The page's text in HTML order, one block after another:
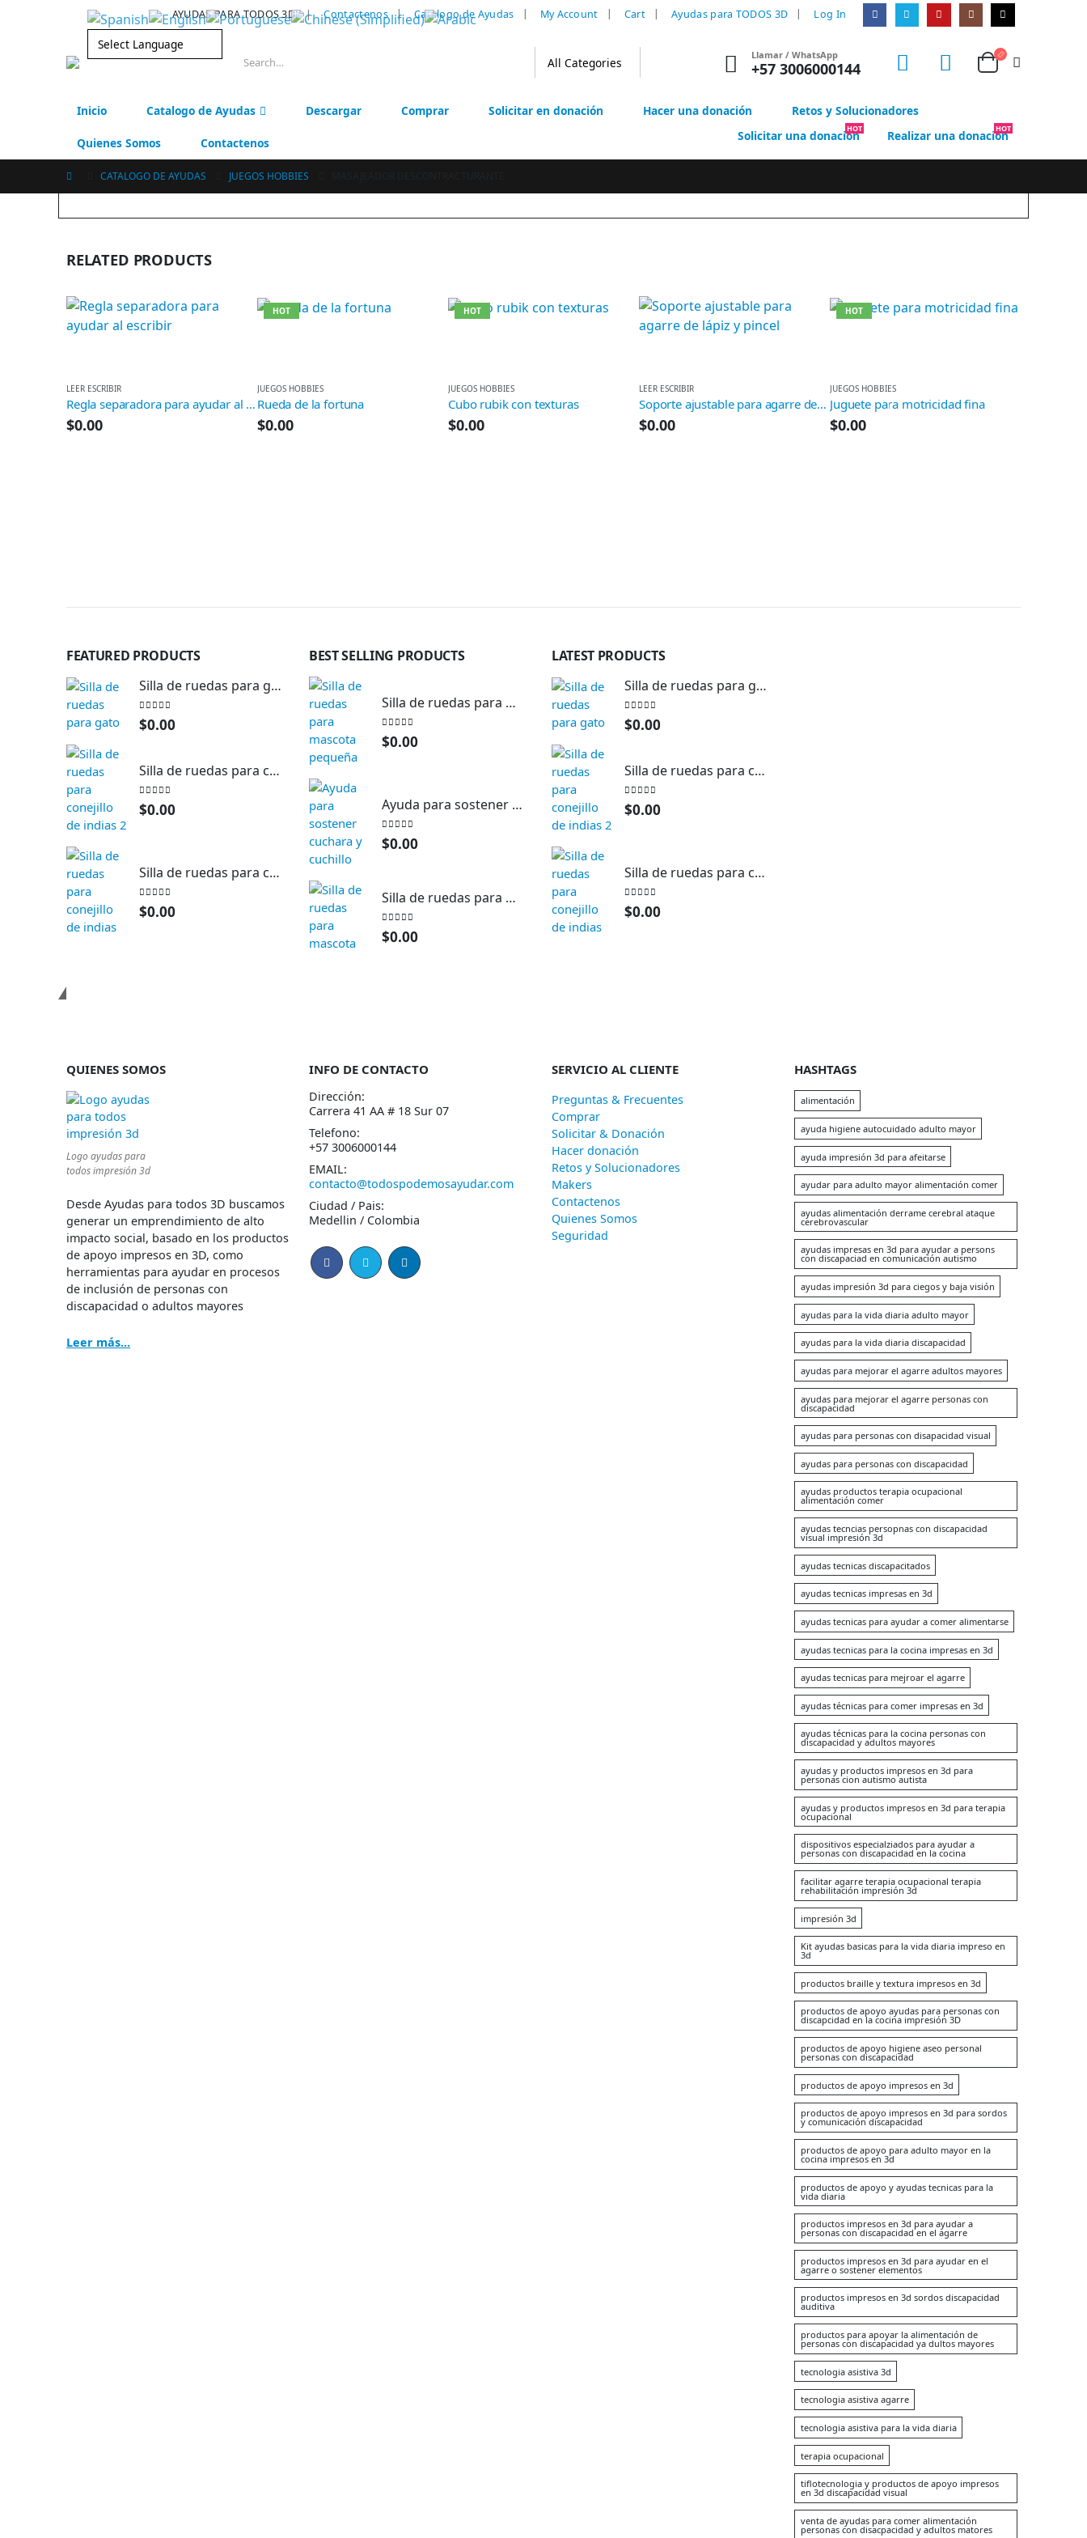
AYUDAS PARA TODOS 3D! | Contactenos Catalogo de Ayudas My Account Cart Ayudas para TODOS 3D Log In
Llamar / WhatsApp
+57 3006000144
Inicio Catalogo de Ayudas Descargar Comprar Solicitar en donación Hacer una donación Retos y Solucionadores
Quienes Somos Contactenos Solicitar una donación
HOT Realizar una donación
HOT
CATALOGO DE AYUDAS JUEGOS HOBBIES
RELATED PRODUCTS
LEER ESCRIBIR
Regla separadora para ayudar al escribir
$0.00
HOT
JUEGOS HOBBIES
Rueda de la fortuna
$0.00
HOT
JUEGOS HOBBIES
Cubo rubik con texturas
$0.00
LEER ESCRIBIR
Soporte ajustable para agarre de lápiz y pincel
$0.00
HOT
JUEGOS HOBBIES
Juguete para motricidad fina
$0.00
FEATURED PRODUCTS
Silla de ruedas para gato
0out of 5
$0.00
Silla de ruedas para conejillo de indias 2
0out of 5
$0.00
Silla de ruedas para conejillo de indias
0out of 5
$0.00
BEST SELLING PRODUCTS
Silla de ruedas para mascota pequeña
0out of 5
$0.00
Ayuda para sostener cuchara y cuchillo
0out of 5
$0.00
Silla de ruedas para mascota
0out of 5
$0.00
LATEST PRODUCTS
Silla de ruedas para gato
0out of 5
$0.00
Silla de ruedas para conejillo de indias 2
0out of 5
$0.00
Silla de ruedas para conejillo de indias
0out of 5
$0.00
QUIENES SOMOS
Logo ayudas para
todos impresión 3d
Desde Ayudas para todos 3D buscamos
generar un emprendimiento de alto
impacto social, basado en los productos
de apoyo impresos en 3D, como
herramientas para ayudar en procesos
de inclusión de personas con
discapacidad o adultos mayores
Leer más...
INFO DE CONTACTO
Dirección:
Carrera 41 AA # 18 Sur 07
Telefono:
+57 3006000144
EMAIL:
contacto@todospodemosayudar.com
Ciudad / Pais:
Medellin / Colombia
SERVICIO AL CLIENTE
Preguntas & Frecuentes
Comprar
Solicitar & Donación
Hacer donación
Retos y Solucionadores
Makers
Contactenos
Quienes Somos
Seguridad
HASHTAGS
alimentación
ayuda higiene autocuidado adulto mayor
ayuda impresión 3d para afeitarse
ayudar para adulto mayor alimentación comer
ayudas alimentación derrame cerebral ataque
cerebrovascular
ayudas impresas en 3d para ayudar a persons
con discapaciad en comunicación autismo
ayudas impresión 3d para ciegos y baja visión
ayudas para la vida diaria adulto mayor
ayudas para la vida diaria discapacidad
ayudas para mejorar el agarre adultos mayores
ayudas para mejorar el agarre personas con
discapacidad
ayudas para personas con disapacidad visual
ayudas para personas con discapacidad
ayudas productos terapia ocupacional
alimentación comer
ayudas tecncias persopnas con discapacidad
visual impresión 3d
ayudas tecnicas discapacitados
ayudas tecnicas impresas en 3d
ayudas tecnicas para ayudar a comer alimentarse
ayudas tecnicas para la cocina impresas en 3d
ayudas tecnicas para mejroar el agarre
ayudas técnicas para comer impresas en 3d
ayudas técnicas para la cocina personas con
discapacidad y adultos mayores
ayudas y productos impresos en 3d para
personas cion autismo autista
ayudas y productos impresos en 3d para terapia
ocupacional
dispositivos especialziados para ayudar a
personas con discapacidad en la cocina
facilitar agarre terapia ocupacional terapia
rehabilitación impresión 3d
impresión 3d
Kit ayudas basicas para la vida diaria impreso en
3d
productos braille y textura impresos en 3d
productos de apoyo ayudas para personas con
discapcidad en la cocina impresión 3D
productos de apoyo higiene aseo personal
personas con discapacidad
productos de apoyo impresos en 3d
productos de apoyo impresos en 3d para sordos
y comunicación discapacidad
productos de apoyo para adulto mayor en la
cocina impresos en 3d
productos de apoyo y ayudas tecnicas para la
vida diaria
productos impresos en 3d para ayudar a
personas con discapacidad en el agarre
productos impresos en 3d para ayudar en el
agarre o sostener elementos
productos impresos en 3d sordos discapacidad
auditiva
productos para apoyar la alimentación de
personas con discapacidad ya dultos mayores
tecnologia asistiva 3d
tecnologia asistiva agarre
tecnologia asistiva para la vida diaria
terapia ocupacional
tiflotecnologia y productos de apoyo impresos
en 3d discapacidad visual
venta de ayudas para comer alimentación
personas con disacpacidad y adultos matores